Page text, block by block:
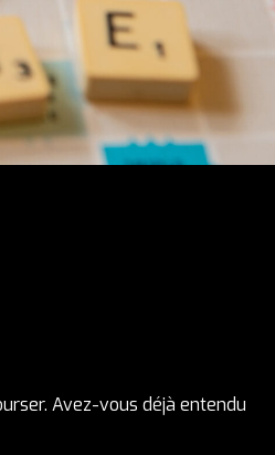
Avez-vous déjà entendu